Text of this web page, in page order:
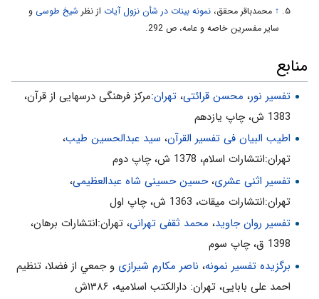
7- هرگونه ولايت، حكومت و سرپرستيى كه از طريق خدا و رسول و امام
نباشد، باطل است. إِنَّما وَلِيُّكُمُ اللَّهُ‌ ... (كلمه‌ «إِنَّما» علامت حصر است)
8- توجّه به خلق براى خدا در حال نماز، با اقامه نماز منافات ندارد.
«يُؤْتُونَ الزَّكاةَ وَ هُمْ راكِعُونَ»
9- كسى كه نسبت به فقرا بى‌تفاوت باشد، نبايد رهبر و ولىّ شما باشد.
إِنَّما وَلِيُّكُمُ اللَّهُ‌ ... وَ يُؤْتُونَ الزَّكاةَ
10- كارهاى جزئى (مثل انفاق انگشتر) نماز را باطل نمى‌كند. «يُقِيمُونَ
الصَّلاةَ وَ يُؤْتُونَ الزَّكاةَ وَ هُمْ راكِعُونَ»
11- در فرهنگ قرآن، به صدقه مستحبّى هم «زكات» گفته مى‌شود.
«يُؤْتُونَ الزَّكاةَ»
12- ولايت‌ها در طول يكديگرند، نه در عرض يكديگر. ولايت بر مسلمانان،
ابتدا از آنِ خداوند است، سپس پيامبر، آنگاه امام. إِنَّما وَلِيُّكُمُ اللَّهُ وَ
رَسُولُهُ وَ الَّذِينَ آمَنُوا ...
تفسير نور(10جلدى)، ج‌2، ص: 321
↑ محمدباقر محقق،‌ نمونه بينات در شأن نزول آيات از نظر شیخ طوسی و
ساير مفسرين خاصه و عامه، ص 292.
منابع
تفسیر نور، محسن قرائتی، تهران:مركز فرهنگى درسهايى از قرآن،
1383 ش، چاپ يازدهم
اطیب البیان فی تفسیر القرآن‌، سید عبدالحسین طیب،
تهران:انتشارات اسلام‌، 1378 ش‌، چاپ دوم‌
تفسیر اثنی عشری،حسین حسینی شاه عبدالعظیمی،
تهران:انتشارات ميقات، 1363 ش، چاپ اول
تفسیر روان جاوید، محمد ثقفی تهرانی، تهران:انتشارات برهان،
1398 ق، چاپ سوم
برگزیده تفسیر نمونه، ناصر مکارم شیرازی و جمعي از فضلا، تنظیم
احمد علی بابایی، تهران: دارالکتب اسلامیه، ۱۳۸۶ش